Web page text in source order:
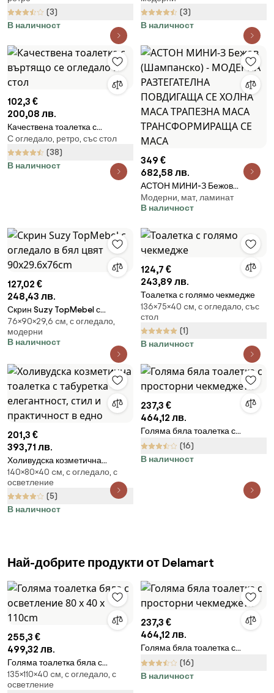
(3)
В наличност
(3)
В наличност
102,3 €
200,08 лв.
Качествена тоалетка с
въртящо се огледало и стол
С огледало, ретро, със стол
(38)
В наличност
349 €
682,58 лв.
АСТОН МИНИ-З Бежов
(Шампанско) - МОДЕРНА
РАЗТЕГАТЕЛНА ПОВДИГАЩА
МАСА ТРАНСФОРМИРАЩА СЕ
МАСА
Модерни, мат, ламинат
В наличност
127,02 €
248,43 лв.
Скрин Suzy TopMebel с
огледало в бял цвят
90x29.6x76cm
76×90×29,6 cм, с огледало,
модерни
В наличност
124,7 €
243,89 лв.
Тоалетка с голямо чекмедже
136×75×40 cм, с огледало, със
стол
(1)
В наличност
201,3 €
393,71 лв.
Холивудска козметична
тоалетка с табуретка -
елегантност, стил и
практичност в едно
140×80×40 cм, с огледало, с
осветление
(5)
В наличност
237,3 €
464,12 лв.
Голяма бяла тоалетка с
просторни чекмеджета
(16)
В наличност
Най-добрите продукти от Delamart
255,3 €
499,32 лв.
Голяма тоалетка бяла с
осветление 80 x 40 x 110cm
135×110×40 cм, с огледало, с
осветление
237,3 €
464,12 лв.
Голяма бяла тоалетка с
просторни чекмеджета
(16)
В наличност